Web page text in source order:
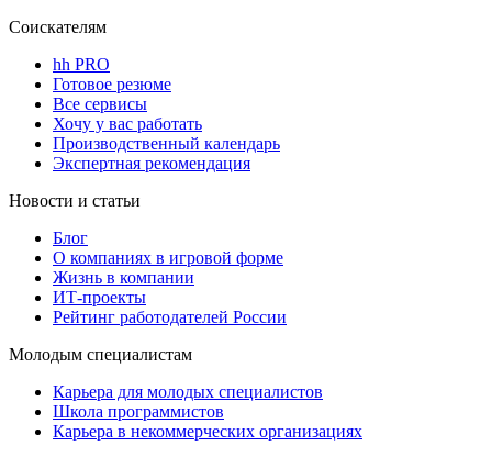
Соискателям
hh PRO
Готовое резюме
Все сервисы
Хочу у вас работать
Производственный календарь
Экспертная рекомендация
Новости и статьи
Блог
О компаниях в игровой форме
Жизнь в компании
ИТ-проекты
Рейтинг работодателей России
Молодым специалистам
Карьера для молодых специалистов
Школа программистов
Карьера в некоммерческих организациях